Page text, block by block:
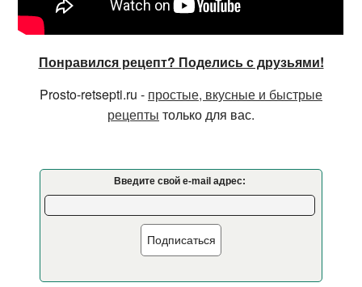
Понравился рецепт? Поделись с друзьями!
Prosto-retsepti.ru - простые, вкусные и быстрые
рецепты только для вас.
Введите свой e-mail адрес:
Подписаться